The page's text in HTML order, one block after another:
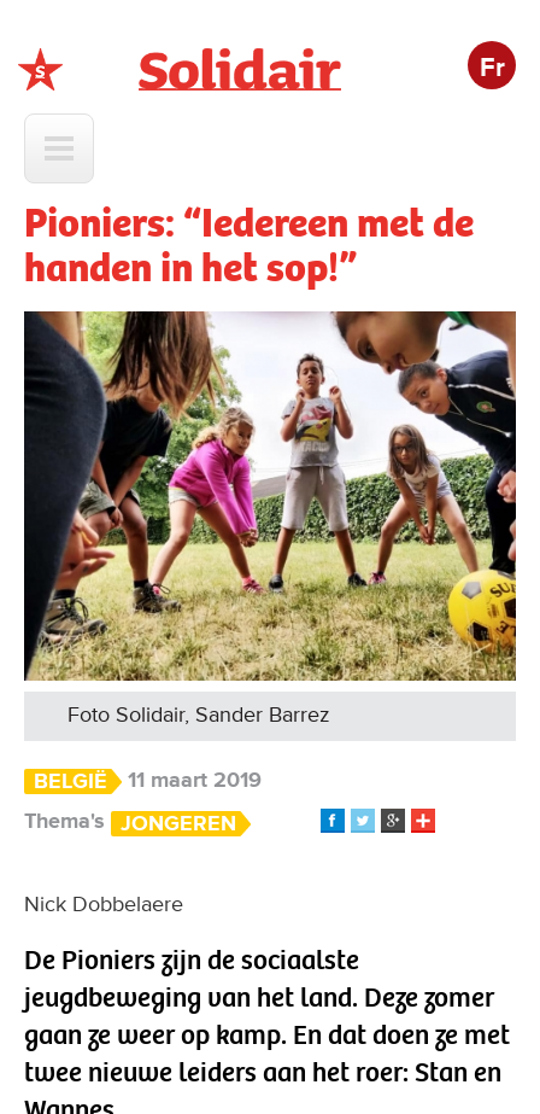
Fr
Pioniers: “Iedereen met de
handen in het sop!”
Foto Solidair, Sander Barrez
BELGIË
11 maart 2019
Thema's
JONGEREN
Nick Dobbelaere
De Pioniers zijn de sociaalste
jeugdbeweging van het land. Deze zomer
gaan ze weer op kamp. En dat doen ze met
twee nieuwe leiders aan het roer: Stan en